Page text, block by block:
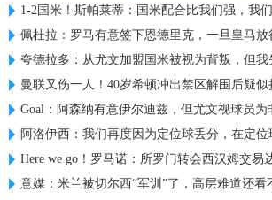
1-2国米！斯帕莱蒂：国米配合比我们强，我
佩杜拉：罗马有意签下恩德里克，一旦皇马
夸德拉多：从尤文加盟国米被视为背叛，但我失
曼联又伤一人！40岁希顿冲出禁区解围后疑
Goal：阿森纳有意伊尔迪兹，但尤文视球员为非
阿洛伊西：我们再度因为定位球丢分，在定位球
Here we go！罗马诺：所罗门转会西汉姆交易
意媒：米兰被切尔西“军训”了，高层难道还看